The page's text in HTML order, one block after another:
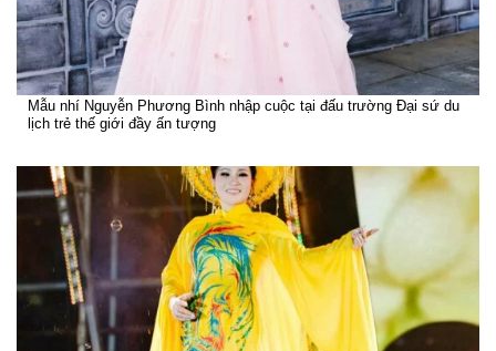
Mẫu nhí Nguyễn Phương Bình nhập cuộc tại đấu trường Đại sứ du
lịch trẻ thế giới đầy ấn tượng